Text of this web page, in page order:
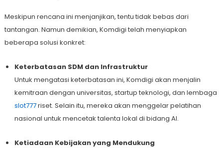
Meskipun rencana ini menjanjikan, tentu tidak bebas dari
tantangan. Namun demikian, Komdigi telah menyiapkan
beberapa solusi konkret:
Keterbatasan SDM dan Infrastruktur
Untuk mengatasi keterbatasan ini, Komdigi akan menjalin
kemitraan dengan universitas, startup teknologi, dan lembaga
slot777riset. Selain itu, mereka akan menggelar pelatihan
nasional untuk mencetak talenta lokal di bidang AI.
Ketiadaan Kebijakan yang Mendukung